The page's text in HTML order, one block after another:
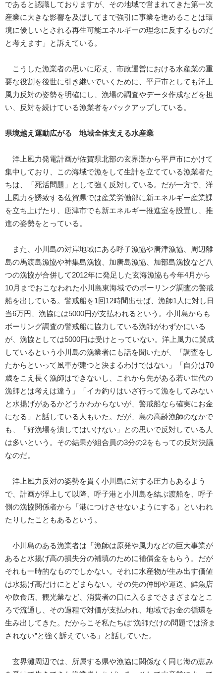
であると認識しておりますが、その地域で営まれてきた第一次
産業に大きな影響を及ぼしてまで強引に事業を進めることは環
境に優しいとされる再生可能エネルギーの理念に反するものだ
と考えます」と訴えている。
こうした漁業者の思いに応え、市政運営における水産業の重
要な役割を後世に引き継いでいくために、平戸市としても洋上
風力反対の姿勢を明確にし、漁場の調査やデータ作成などを担
い、反対を続けている漁業者をバックアップしている。
県境越え運動広がる 地域全体支える水産業
洋上風力発電計画が佐賀県北部の玄界灘から平戸市にかけて
集中しており、この海域で漁をして生計を立てている漁業者た
ちは、「死活問題」として強く反対している。だが一方で、洋
上風力を誘致する佐賀県では産業労働部に新エネルギー産業課
を立ち上げたり、唐津市でも新エネルギー推進室を設置し、推
進の姿勢をとっている。
また、小川島の対岸地域にある呼子漁協や唐津漁協、周辺離
島の馬渡島漁協や神集島漁協、加唐島漁協、加部島漁協など八
つの漁協が合併して2012年に発足した玄海漁協も今年4月から
10月までおこなわれた小川島東海域でのボーリング調査の警戒
船を出している。警戒船を1回12時間出せば、漁師1人に対し日
当6万円、漁協には5000円が支払われるという。小川島からも
ボーリング調査の警戒船に協力している漁師がわずかにいる
が、漁協としては5000円は受けとっていない。洋上風力に賛成
しているという小川島の漁業者にも話を聞いたが、「調査をし
たからといって風車が建つと決まるわけではない」「自分は70
歳をこえ長く漁師はできないし、これから先がある若い世代の
漁師とは考えは違う」「イカ釣りはいざ行って漁をしてみない
と水揚げがあるかどうかわからないが、警戒船なら確実にお金
になる」と話している人もいた。だが、島の高齢漁師のなかで
も、「好漁場を潰してはいけない」との思いで反対している人
は多いという。その結果が組合員の3分の2をもっての反対決議
なのだ。
洋上風力反対の姿勢を貫く小川島に対する圧力もあるよう
で、計画が浮上して以降、呼子港と小川島を結ぶ渡船を、呼子
側の漁協関係者から「港につけさせないようにする」といわれ
たりしたこともあるという。
小川島のある漁業者は「漁師は原発や風力などの巨大事業が
あると水揚げ高の損失分の補填のために補償金をもらう。だが
それも一時的なものでしかない。それに水産物が生み出す価値
は水揚げ高だけにとどまらない。その先の仲卸や運送、鮮魚店
や飲食店、観光業など、消費者の口に入るまでさまざまなとこ
ろで流通し、その過程で対価が支払われ、地域でお金の循環を
生み出してきた。だからこそ私たちは“漁師だけの問題では済ま
されない”と強く訴えている」と話していた。
玄界灘周辺では、所属する県や漁協に関係なく同じ海の恵み